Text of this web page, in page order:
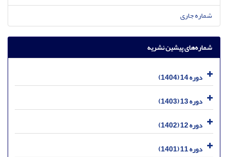
شماره جاری
شماره‌های پیشین نشریه
دوره 14 (1404)
دوره 13 (1403)
دوره 12 (1402)
دوره 11 (1401)